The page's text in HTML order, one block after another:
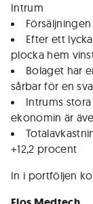
Intrum
Efter ett
plocka hem
Bolaget har
sårbar för en
Intrums
ekonomin är
+12,2 procent
In i portföljen